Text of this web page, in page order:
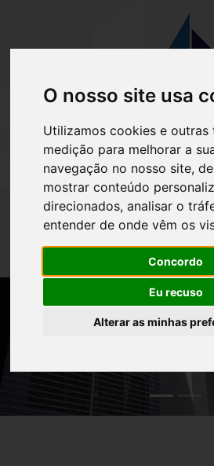
O nosso site usa
Utilizamos cookies e outras
medição para melhorar a
navegação no nosso site,
mostrar conteúdo
direcionados, analisar o
entender de onde vêm os
Concordo
Eu recuso
Alterar as minhas
(41) 3032-3040